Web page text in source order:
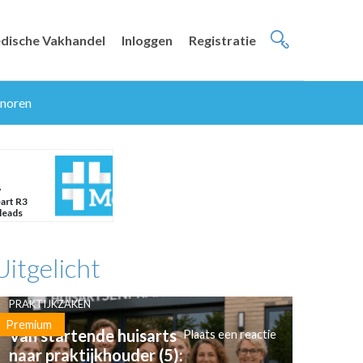
Vakhandel Inloggen Registratie
R3
Premium
PRAKTIJKZAKEN
Van startende huisarts
naar praktijkhouder (5):
Plaats een reactie